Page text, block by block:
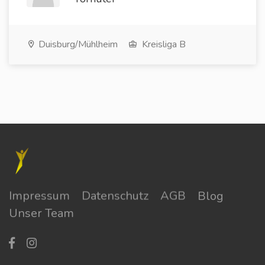
Duisburg/Mühlheim Kreisliga B
Impressum Datenschutz AGB
Blog
Unser Team